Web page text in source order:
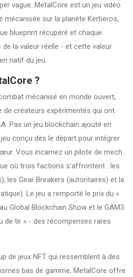
vague. MetalCore est un jeu vidéo
mécanisée sur la planète Kerberos,
blueprint récupéré et chaque
la valeur réelle - et cette valeur
natif du jeu.
?
mécanisé en monde ouvert,
de créateurs expérimentés qui ont
Pas un jeu blockchain ajouté en
conçu dès le départ pour intégrer
Vous incarnez un pilote de mech
où trois factions s’affrontent : les
les Gear Breakers (autoritaires) et la
Le jeu a remporté le prix du «
Global Blockchain Show et le GAM3
de tir » - des récompenses rares
de jeux NFT qui ressemblent à des
bas de gamme, MetalCore offre